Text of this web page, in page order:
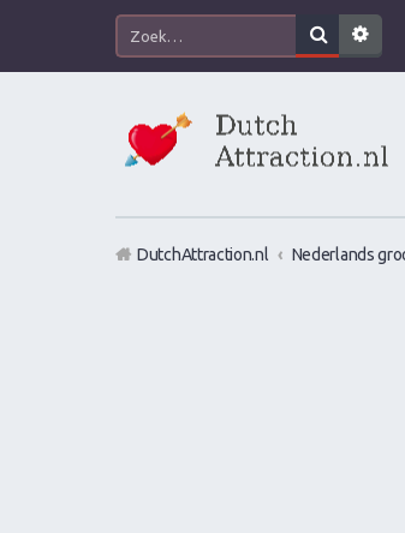
DutchAttraction.nl